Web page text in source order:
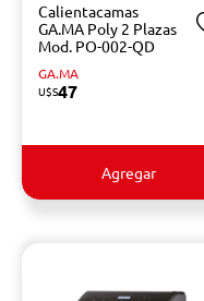
Calientacamas
GA.MA Poly 2 Plazas
Mod. PO-002-QD
GA.MA
U$S47
Agregar